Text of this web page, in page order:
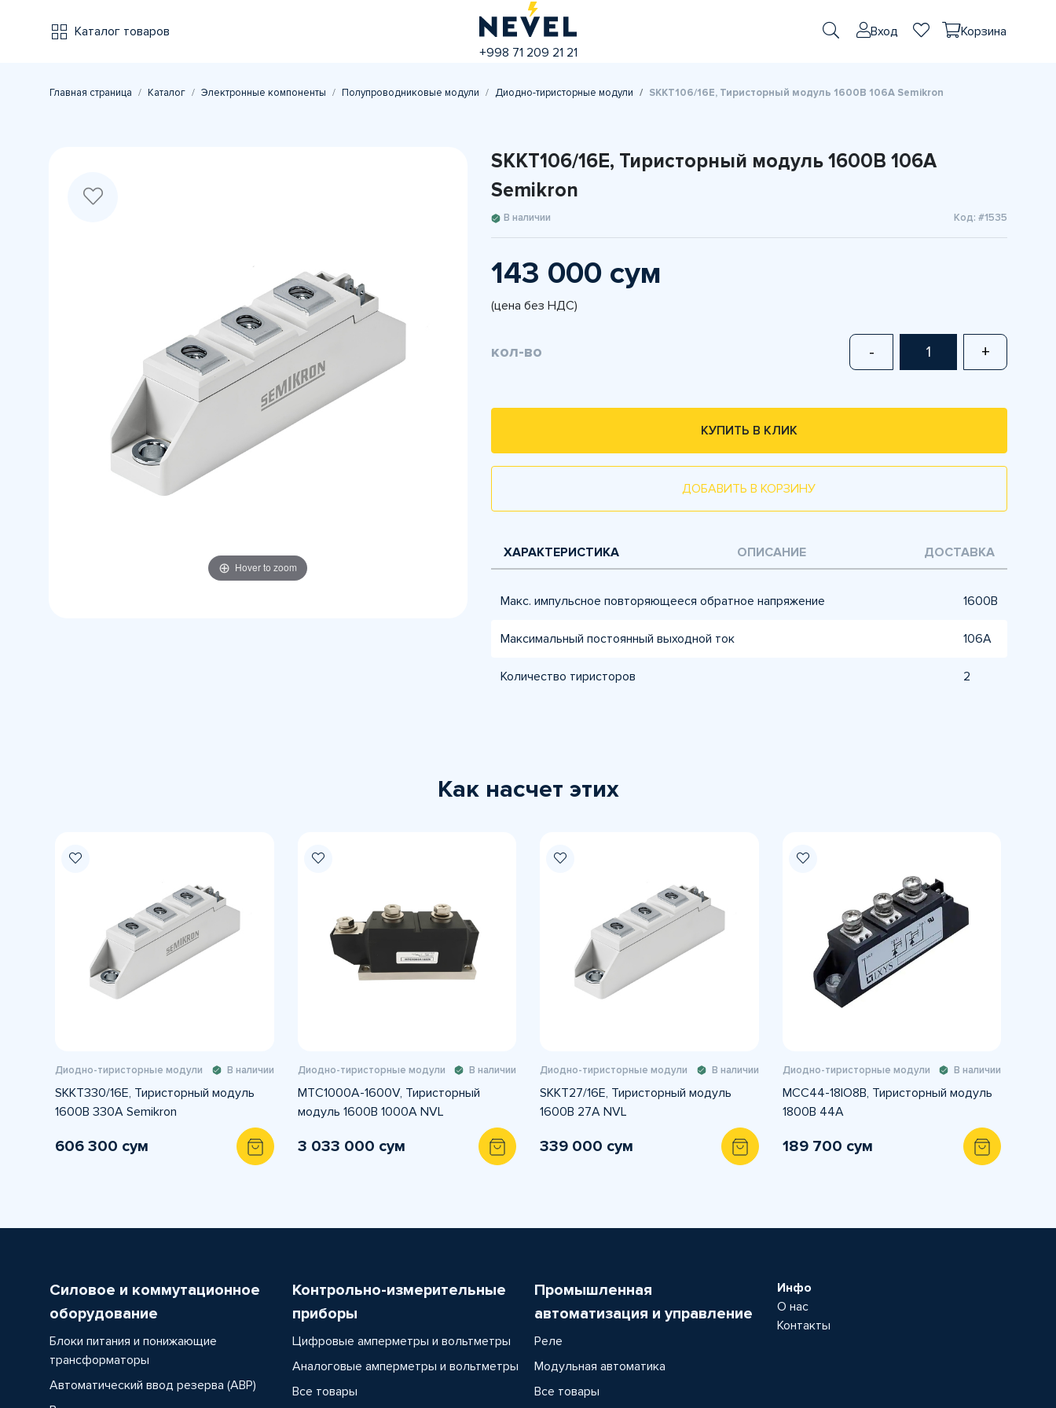
Каталог товаров
+998 71 209 21 21
Вход Корзина
Главная страница Каталог Электронные компоненты Полупроводниковые модули Диодно-тиристорные модули SKKT106/16E, Тиристорный модуль 1600В 106А Semikron
Hover to zoom
SKKT106/16E, Тиристорный модуль 1600В 106А
Semikron
В наличии Код: #1535
143 000 сум
(цена без НДС)
кол-во - +
КУПИТЬ В КЛИК
ДОБАВИТЬ В КОРЗИНУ
ХАРАКТЕРИСТИКА ОПИСАНИЕ ДОСТАВКА
Макс. импульсное повторяющееся обратное напряжение 1600В
Максимальный постоянный выходной ток 106А
Количество тиристоров 2
Как насчет этих
Диодно-тиристорные модули В наличии
SKKT330/16E, Тиристорный модуль
1600В 330А Semikron
606 300 сум
Диодно-тиристорные модули В наличии
MTC1000A-1600V, Тиристорный
модуль 1600В 1000A NVL
3 033 000 сум
Диодно-тиристорные модули В наличии
SKKT27/16E, Тиристорный модуль
1600В 27А NVL
339 000 сум
Диодно-тиристорные модули В наличии
MCC44-18IO8B, Тиристорный модуль
1800В 44А
189 700 сум
Силовое и коммутационное
оборудование
Блоки питания и понижающие
трансформаторы
Автоматический ввод резерва (АВР)
Контрольно-измерительные
приборы
Цифровые амперметры и вольтметры
Аналоговые амперметры и вольтметры
Все товары
Промышленная
автоматизация и управление
Реле
Модульная автоматика
Все товары
Инфо
О нас
Контакты